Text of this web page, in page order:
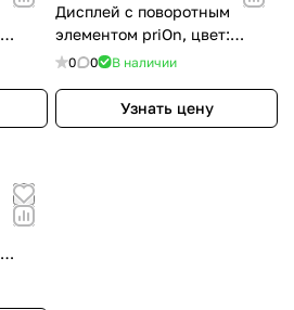
Дисплей с поворотным
элементом priOn, цвет:
Белый
0 0 В наличии
Узнать цену